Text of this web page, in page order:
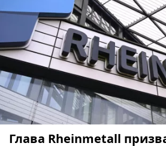
Глава Rheinmetall